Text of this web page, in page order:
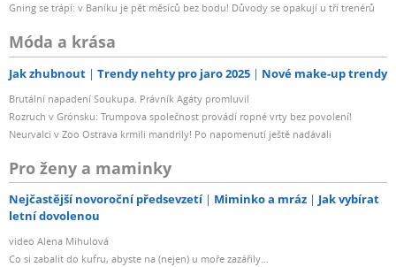
Gning se trápí: v Baníku je pět měsíců bez bodu! Důvody se opakují u tří trenérů
Móda a krása
Jak zhubnout Trendy nehty pro jaro 2025 Nové make-up trendy
Brutální napadení Soukupa. Právník Agáty promluvil
Rozruch v Grónsku: Trumpova společnost provádí ropné vrty bez povolení!
Neurvalci v Zoo Ostrava krmili mandrily! Po napomenutí ještě nadávali
Pro ženy a maminky
Nejčastější novoroční předsevzetí Miminko a mráz
Jak vybírat
letní dovolenou
video Alena Mihulová
Co si zabalit do kufru, abyste na (nejen) u moře zazářily...